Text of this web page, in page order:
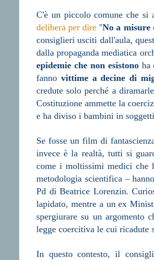
C'è un piccolo comune che si
delibera per dire "No a misure
consiglieri usciti dall'aula,
dalla propaganda mediatica
epidemie che non esistonoha
fanno vittime a decine di
credute solo perché a
Costituzione ammette la
e ha diviso i bambini in
Se fosse un film di
invece è la realtà, tutti si
come i moltissimi medici che
metodologia scientifica –
Pd di Beatrice Lorenzin.
lapidato, mentre a un ex
spergiurare su un argomento
legge coercitiva le cui ricadute
In questo contesto, il